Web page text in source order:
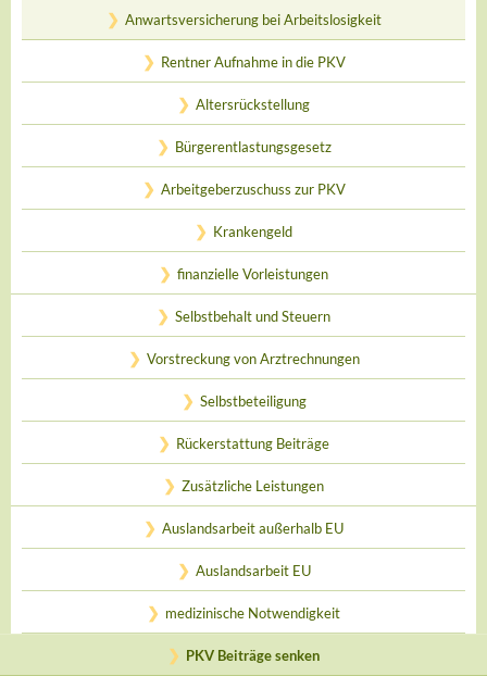
Anwartsversicherung bei Arbeitslosigkeit
Rentner Aufnahme in die PKV
Altersrückstellung
Bürgerentlastungsgesetz
Arbeitgeberzuschuss zur PKV
Krankengeld
finanzielle Vorleistungen
Selbstbehalt und Steuern
Vorstreckung von Arztrechnungen
Selbstbeteiligung
Rückerstattung Beiträge
Zusätzliche Leistungen
Auslandsarbeit außerhalb EU
Auslandsarbeit EU
medizinische Notwendigkeit
PKV Beiträge senken